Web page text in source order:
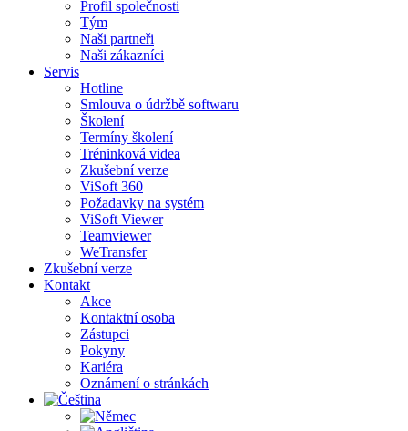
Profil společnosti
Tým
Naši partneři
Naši zákazníci
Servis
Hotline
Smlouva o údržbě softwaru
Školení
Termíny školení
Tréninková videa
Zkušební verze
ViSoft 360
Požadavky na systém
ViSoft Viewer
Teamviewer
WeTransfer
Zkušební verze
Kontakt
Akce
Kontaktní osoba
Zástupci
Pokyny
Kariéra
Oznámení o stránkách